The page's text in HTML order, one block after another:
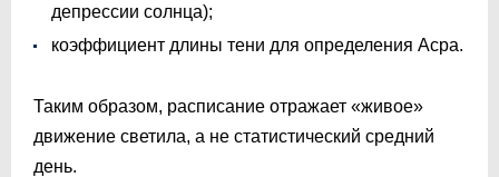
депрессии солнца);
коэффициент длины тени для определения Асра.
Таким образом, расписание отражает «живое»
движение светила, а не статистический средний
день.